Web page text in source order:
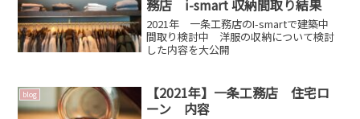
務店 i-smart 収納間取り結果
2021年 一条工務店のI-smartで建築中
間取り検討中 洋服の収納について検討
した内容を大公開
blog
【2021年】一条工務店 住宅ロ
ーン 内容